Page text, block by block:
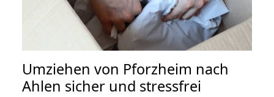
Umziehen von Pforzheim nach
Ahlen sicher und stressfrei